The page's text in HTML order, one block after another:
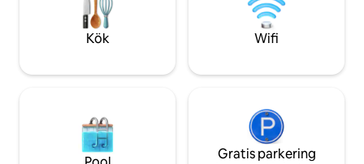
och inbjudande atmosfär.
Kök Wifi
Gratis parkering